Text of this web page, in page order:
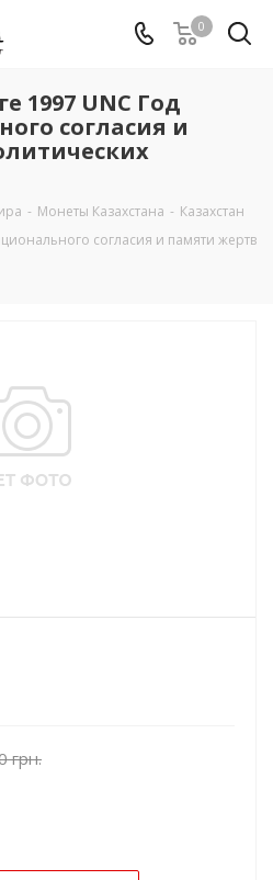
0
1997 UNC Год
согласия и
- Монеты Казахстана - Казахстан
согласия и памяти жертв
грн.